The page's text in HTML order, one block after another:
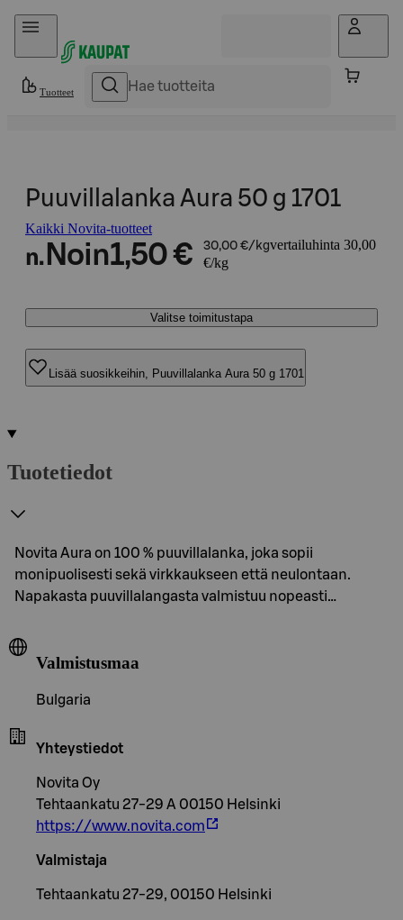
Hyppää sisältöön
Tuotteet
Puuvillalanka Aura 50 g 1701
Kaikki Novita-tuotteet
n. Noin1,50 € 30,00 €/kgvertailuhinta 30,00
€/kg
Valitse toimitustapa
Lisää suosikkeihin, Puuvillalanka Aura 50 g 1701
Tuotetiedot
Novita Aura on 100 % puuvillalanka, joka sopii
monipuolisesti sekä virkkaukseen että neulontaan.
Napakasta puuvillalangasta valmistuu nopeasti…
Valmistusmaa
Bulgaria
Yhteystiedot
Novita Oy
Tehtaankatu 27-29 A 00150 Helsinki
https://www.novita.com
Valmistaja
Tehtaankatu 27-29, 00150 Helsinki